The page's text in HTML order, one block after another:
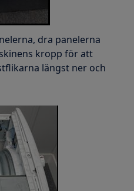
dra panelerna
kropp för att
längst ner och